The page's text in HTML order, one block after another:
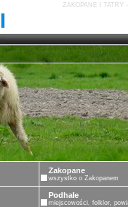
ZAKOPANE I TATRY
Zakopane
wszystko o Zakopanem
Podhale
miejscowości, folklor,